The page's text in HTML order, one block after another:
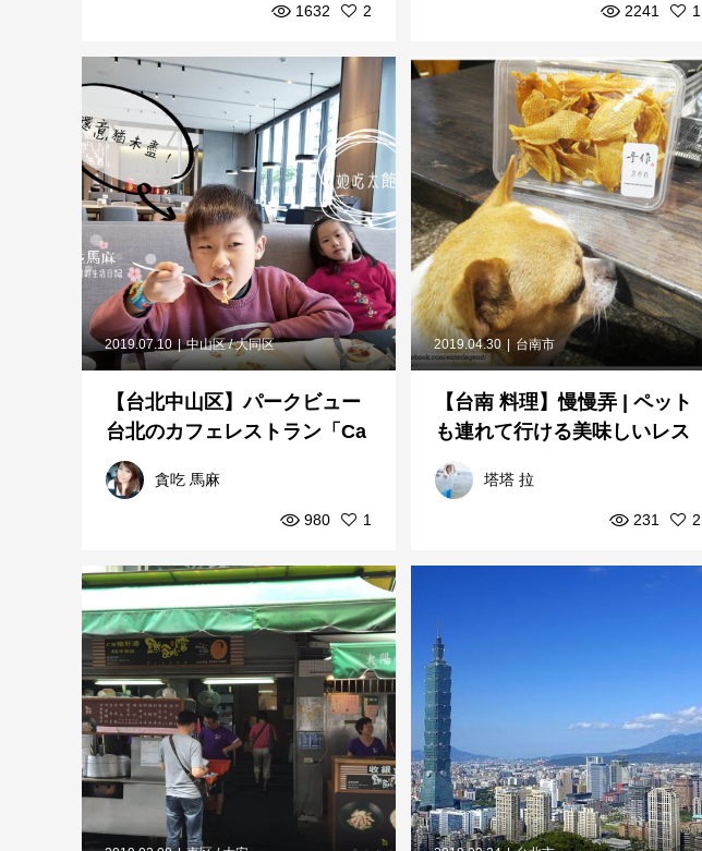
1632 2 2241 1
2019.07.10 中山区 / 大同区
【台北中山区】パークビュー
台北のカフェレストラン「Ca
fe49」 | 食いしん坊ママと...
貪吃 馬麻
980 1
2019.04.30 台南市
【台南 料理】慢慢弄 | ペット
も連れて行ける美味しいレス
トラン
塔塔 拉
231 2